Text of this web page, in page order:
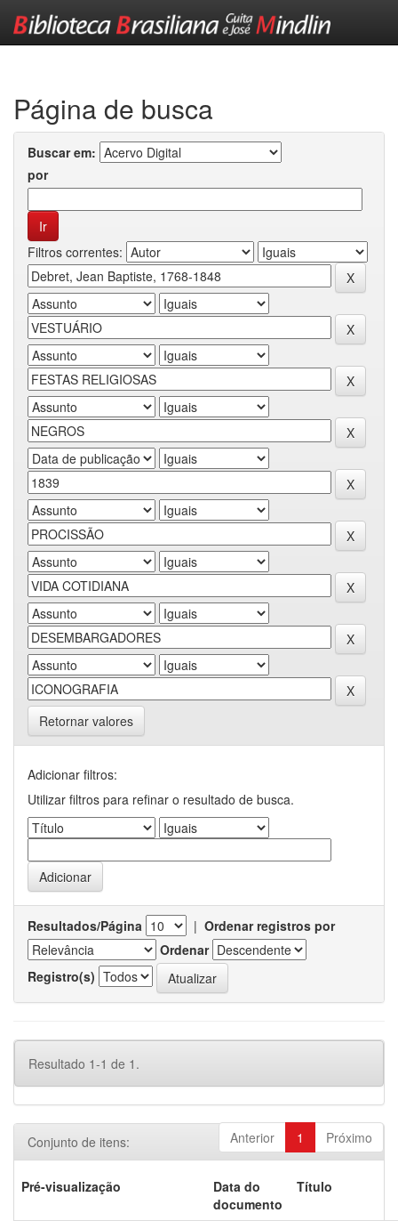
Página de busca
Buscar em:
por
Filtros correntes:
Retornar valores
Adicionar filtros:
Utilizar filtros para refinar o resultado de busca.
Resultados/Página | Ordenar registros por
Ordenar
Registro(s)
Resultado 1-1 de 1.
Anterior 1 Próximo
Conjunto de itens:
Pré-visualização
Data do
documento
Título